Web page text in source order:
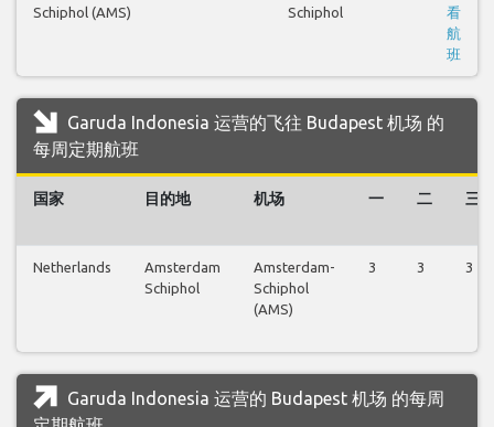
Schiphol (AMS)
Schiphol
看
航
班
Garuda Indonesia 运营的飞往 Budapest 机场 的
每周定期航班
国家 目的地 机场 一 二 三
Netherlands
Amsterdam
Schiphol
Amsterdam-
Schiphol
(AMS)
3 3 3
Garuda Indonesia 运营的 Budapest 机场 的每周